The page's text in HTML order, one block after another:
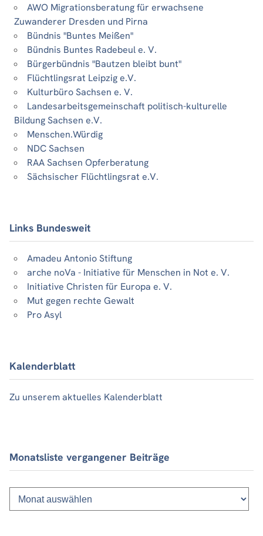
AWO Migrationsberatung für erwachsene
Zuwanderer Dresden und Pirna
Bündnis "Buntes Meißen"
Bündnis Buntes Radebeul e. V.
Bürgerbündnis "Bautzen bleibt bunt"
Flüchtlingsrat Leipzig e.V.
Kulturbüro Sachsen e. V.
Landesarbeitsgemeinschaft politisch-kulturelle
Bildung Sachsen e.V.
Menschen.Würdig
NDC Sachsen
RAA Sachsen Opferberatung
Sächsischer Flüchtlingsrat e.V.
Links Bundesweit
Amadeu Antonio Stiftung
arche noVa - Initiative für Menschen in Not e. V.
Initiative Christen für Europa e. V.
Mut gegen rechte Gewalt
Pro Asyl
Kalenderblatt
Zu unserem aktuelles Kalenderblatt
Monatsliste vergangener Beiträge
Monatsliste
vergangener
Beiträge